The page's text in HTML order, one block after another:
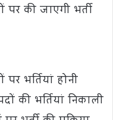
की जाएगी भर्ती
भर्तियां होनी
की भर्तियां निकाली